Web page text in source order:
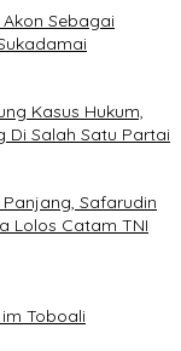
Sebagai
Kasus Hukum,
Di Salah Satu Partai
Safarudin
Lolos Catam TNI
Toboali